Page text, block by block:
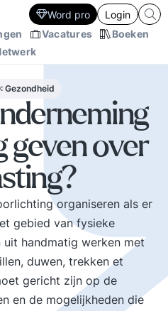
Vacatures
Boeken
Word pro Login
Gezondheid
geven over
organiseren als er
gebied van fysieke
handmatig werken met
duwen, trekken et
gericht zijn op de
en de mogelijkheden die